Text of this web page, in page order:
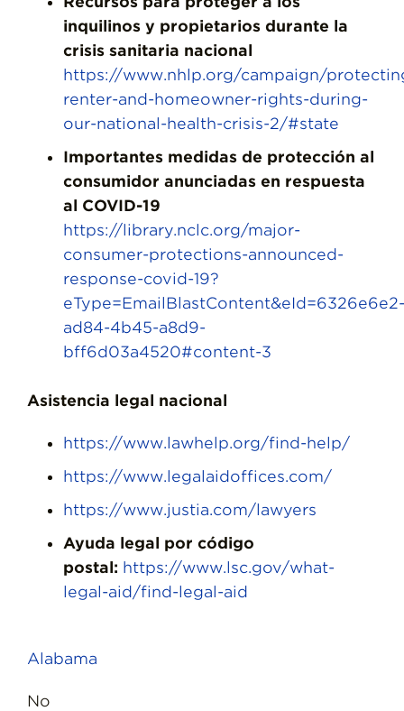
inquilinos y propietarios durante la
crisis sanitaria nacional
https://www.nhlp.org/campaign/
renter-and-homeowner-rights-during-
our-national-health-crisis-2/#state
Importantes medidas de protección al
consumidor anunciadas en respuesta
al COVID-19
https://library.nclc.org/major-
consumer-protections-announced-
response-covid-19?
eType=EmailBlastContent&eId=6326e6e2-
ad84-4b45-a8d9-
bff6d03a4520#content-3
Asistencia legal nacional
https://www.lawhelp.org/find-help/
https://www.legalaidoffices.com/
https://www.justia.com/lawyers
Ayuda legal por código
postal: https://www.lsc.gov/what-
legal-aid/find-legal-aid
Alabama
No